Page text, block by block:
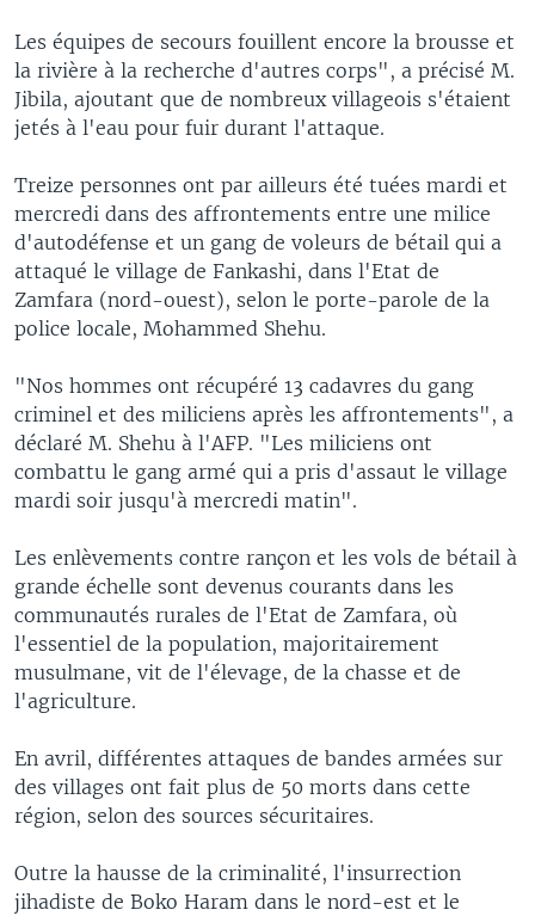
Les équipes de secours fouillent encore la brousse et
la rivière à la recherche d'autres corps", a précisé M.
Jibila, ajoutant que de nombreux villageois s'étaient
jetés à l'eau pour fuir durant l'attaque.
Treize personnes ont par ailleurs été tuées mardi et
mercredi dans des affrontements entre une milice
d'autodéfense et un gang de voleurs de bétail qui a
attaqué le village de Fankashi, dans l'Etat de
Zamfara (nord-ouest), selon le porte-parole de la
police locale, Mohammed Shehu.
"Nos hommes ont récupéré 13 cadavres du gang
criminel et des miliciens après les affrontements", a
déclaré M. Shehu à l'AFP. "Les miliciens ont
combattu le gang armé qui a pris d'assaut le village
mardi soir jusqu'à mercredi matin".
Les enlèvements contre rançon et les vols de bétail à
grande échelle sont devenus courants dans les
communautés rurales de l'Etat de Zamfara, où
l'essentiel de la population, majoritairement
musulmane, vit de l'élevage, de la chasse et de
l'agriculture.
En avril, différentes attaques de bandes armées sur
des villages ont fait plus de 50 morts dans cette
région, selon des sources sécuritaires.
Outre la hausse de la criminalité, l'insurrection
jihadiste de Boko Haram dans le nord-est et le